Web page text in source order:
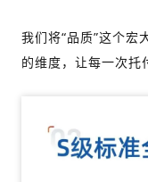
我们将“品质”这个宏
的维度，让每一次托